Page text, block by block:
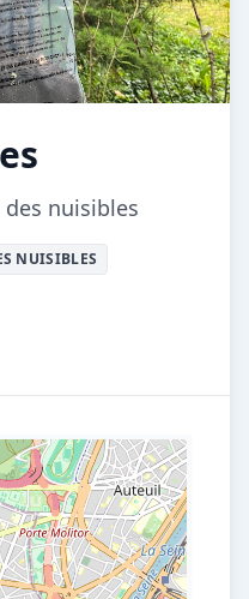
nuisibles
NUISIBLES